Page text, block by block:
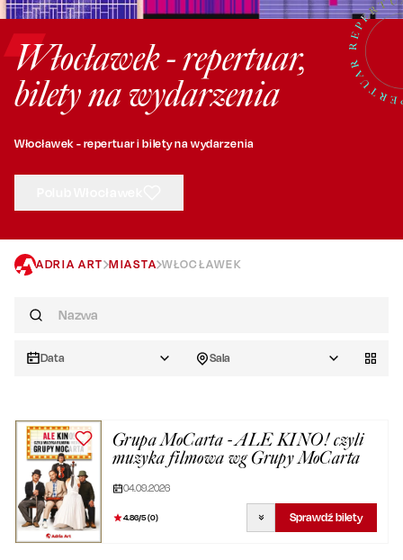
Włocławek - repertuar,
bilety na wydarzenia
Włocławek - repertuar i bilety na wydarzenia
ADRIA ART MIASTA WŁOCŁAWEK
Data Sala
Grupa MoCarta - ALE KINO! czyli
muzyka filmowa wg Grupy MoCarta
04.09.2026
4.86/5 (0) Sprawdź bilety